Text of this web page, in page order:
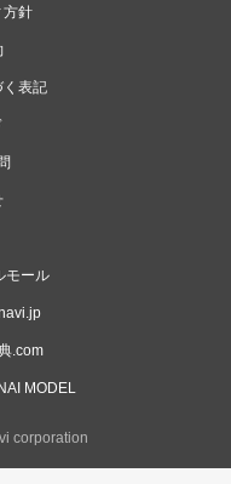
方針
く表記
モール
.com
MODEL
corporation